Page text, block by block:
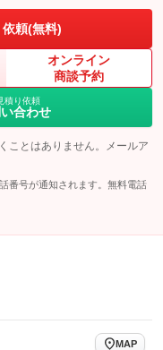
頼(無料)
オンライン
商談予約
積り依頼
合わせ
ことはありません。メールア
番号が通知されます。無料電話
MAP